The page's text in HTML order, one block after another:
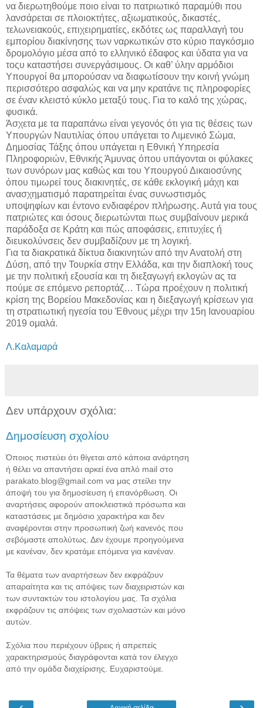
να διερωτηθούμε ποιο είναι το πατριωτικό παραμύθι που
λανσάρεται σε πλοιοκτήτες, αξιωματικούς, δικαστές,
τελωνειακούς, επιχειρηματίες, εκδότες ως παραλλαγή του
εμπορίου διακίνησης των ναρκωτικών στο κύριο παγκόσμιο
δρομολόγιο μέσα από το ελληνικό έδαφος και ύδατα για να
τοςυ καταστήσει συνεργάσιμους. Οι καθ’ ύλην αρμόδιοι
Υπουργοί θα μπορούσαν να διαφωτίσουν την κοινή γνώμη
περισσότερο ασφαλώς και να μην κρατάνε τις πληροφορίες
σε έναν κλειστό κύκλο μεταξύ τους. Για το καλό της χώρας,
φυσικά.
Άσχετα με τα παραπάνω είναι γεγονός ότι για τις θέσεις των
Υπουργών Ναυτιλίας όπου υπάγεται το Λιμενικό Σώμα,
Δημοσίας Τάξης όπου υπάγεται η Εθνική Υπηρεσία
Πληροφοριών, Εθνικής Άμυνας όπου υπάγονται οι φύλακες
των συνόρων μας καθώς και του Υπουργού Δικαιοσύνης
όπου τιμωρεί τους διακινητές, σε κάθε εκλογική μάχη και
ανασχηματισμό παρατηρείται ένας συνωστισμός
υποψηφίων και έντονο ενδιαφέρον πλήρωσης. Αυτά για τους
πατριώτες και όσους διερωτώνται πως συμβαίνουν μερικά
παράδοξα σε Κράτη και πώς αποφάσεις, επιτυχίες ή
διευκολύνσεις δεν συμβαδίζουν με τη λογική.
Για τα διακρατικά δίκτυα διακινητών από την Ανατολή στη
Δύση, από την Τουρκία στην Ελλάδα, και την διαπλοκή τους
με την πολιτική εξουσία και τη διεξαγωγή εκλογών ας τα
πούμε σε επόμενο ρεπορτάζ… Τώρα προέχουν η πολιτική
κρίση της Βορείου Μακεδονίας και η διεξαγωγή κρίσεων για
τη στρατιωτική ηγεσία του Έθνους μέχρι την 15η Ιανουαρίου
2019 ομαλά.
Λ.Καλαμαρά
Δεν υπάρχουν σχόλια:
Δημοσίευση σχολίου
Όποιος πιστεύει ότι θίγεται από κάποια ανάρτηση
ή θέλει να απαντήσει αρκεί ένα απλό mail στο
parakato.blog@gmail.com να μας στείλει την
άποψή του για δημοσίευση ή επανόρθωση. Οι
αναρτήσεις αφορούν αποκλειστικά πρόσωπα και
καταστάσεις με δημόσιο χαρακτήρα και δεν
αναφέρονται στην προσωπική ζωή κανενός που
σεβόμαστε απολύτως. Δεν έχουμε προηγούμενα
με κανέναν, δεν κρατάμε επόμενα για κανέναν.
Τα θέματα των αναρτήσεων δεν εκφράζουν
απαραίτητα και τις απόψεις των διαχειριστών και
των συντακτών του ιστολογίου μας. Τα σχόλια
εκφράζουν τις απόψεις των σχολιαστών και μόνο
αυτών.
Σχόλια που περιέχουν ύβρεις ή απρεπείς
χαρακτηρισμούς διαγράφονται κατά τον έλεγχο
από την ομάδα διαχείρισης. Ευχαριστούμε.